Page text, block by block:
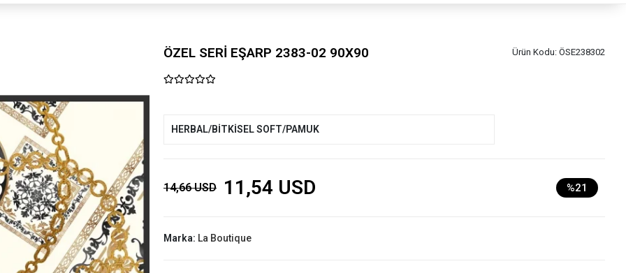
ÖZEL SERİ EŞARP 2383-02 90X90 Ürün Kodu: ÖSE238302
HERBAL/BİTKİSEL SOFT/PAMUK
14,66 USD 11,54 USD %21
Marka: La Boutique